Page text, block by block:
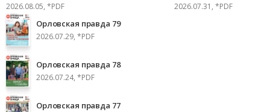
2026.08.05, *PDF 2026.07.31, *PDF
Орловская правда 79
2026.07.29, *PDF
Орловская правда 78
2026.07.24, *PDF
Орловская правда 77